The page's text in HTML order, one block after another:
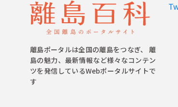
離島ポータルは全国の離島をつなぎ、 離
島の魅力、最新情報など様々なコンテン
ツを発信しているWebポータルサイトで
す